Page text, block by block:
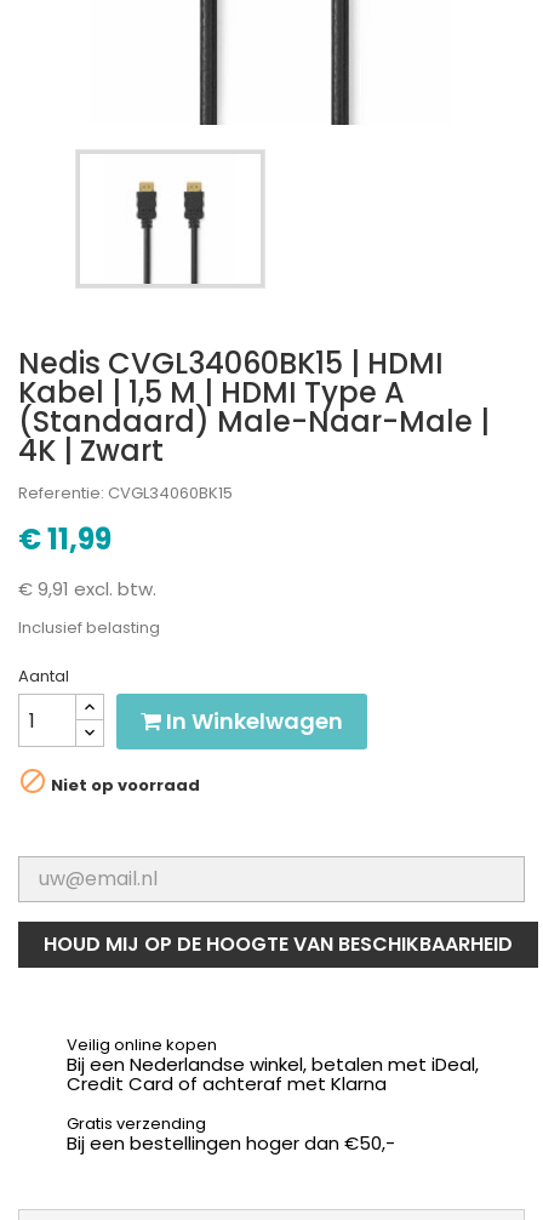
Nedis CVGL34060BK15 | HDMI
Kabel | 1,5 M | HDMI Type A
(Standaard) Male-Naar-Male |
4K | Zwart
Referentie: CVGL34060BK15
€ 11,99
€ 9,91 excl. btw.
Inclusief belasting
Aantal
In Winkelwagen
 Niet op voorraad
HOUD MIJ OP DE HOOGTE VAN BESCHIKBAARHEID
Veilig online kopen
Bij een Nederlandse winkel, betalen met iDeal,
Credit Card of achteraf met Klarna
Gratis verzending
Bij een bestellingen hoger dan €50,-